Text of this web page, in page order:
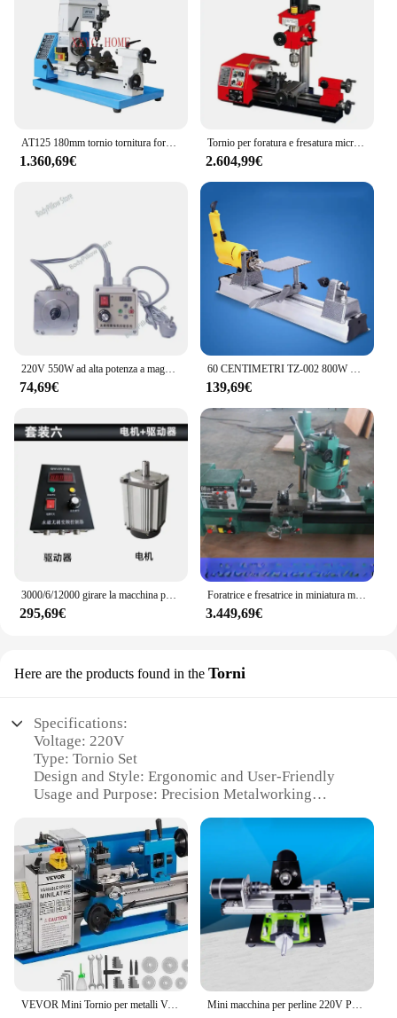
AT125 180mm tornio tornitura foratura fresatrice Home tornitura trapano macchina utensile per la lavorazione dei metalli 220V 750W
1.360,69€
Tornio per foratura e fresatura micro multifunzione M1 da 250 mm 220 V/110 V
2.604,99€
220V 550W ad alta potenza a magnete permanente motore Brushless Servo Set di controllo elettrico macchine per la lavorazione del legno tornio trapano
74,69€
60 CENTIMETRI TZ-002 800W Mini Tornio Per Legno Macchina Con Trapano Elettrico FAI DA TE Lavorazione Del Legno Tornio Rettifica Lucidatura Perline Trapano Per Legno strumento 220V
139,69€
3000/6/12000 girare la macchina per incidere di perforazione del tornio per la lavorazione del legno 220V motore di perforazione e fresatura
295,69€
Foratrice e fresatrice in miniatura macchina utensile per uso domestico, tornio da tavolo piccolo, tornio per strumenti di precisione
3.449,69€
Here are the products found in the Torni
Specifications:
Voltage: 220V
Type: Tornio Set
Design and Style: Ergonomic and User-Friendly
Usage and Purpose: Precision Metalworking
Durability
Parts and Accessories: Comprehensive Set with
Essential Tools
Features:
|Wholesale|Vendors|
**Unmatched Precision and Power**
The trapano 220v per tornio is an essential tool for
any professional metalworker. Designed for
precision metalworking, this set offers a high torque
VEVOR Mini Tornio per metalli Velocità variabile Grande gamma oscillante 220V 110V Per la lavorazione dei metalli Tornitura Foratura Filettatura Fare fili Mini macchina per perline 220V Perline piccole Tornio Strumento per la lavorazione del legno Perforatrice domestica Lucidatrice per perline